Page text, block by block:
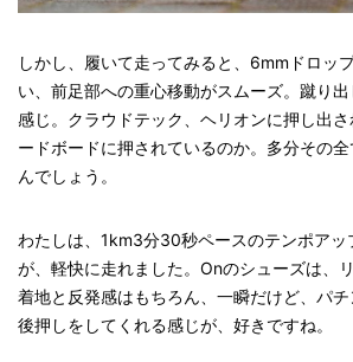
しかし、履いて走ってみると、6mmドロッ
い、前足部への重心移動がスムーズ。蹴り
感じ。クラウドテック、ヘリオンに押し出
ードボードに押されているのか。多分その
んでしょう。
わたしは、1km3分30秒ペースのテンポアッ
が、軽快に走れました。Onのシューズは、
着地と反発感はもちろん、一瞬だけど、パ
後押しをしてくれる感じが、好きですね。